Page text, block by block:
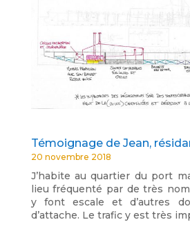
Témoignage de Jean,
20 novembre 2018
J’habite au quartier du port
lieu fréquenté par de très
y font escale et d’autres
d’attache. Le trafic y est très